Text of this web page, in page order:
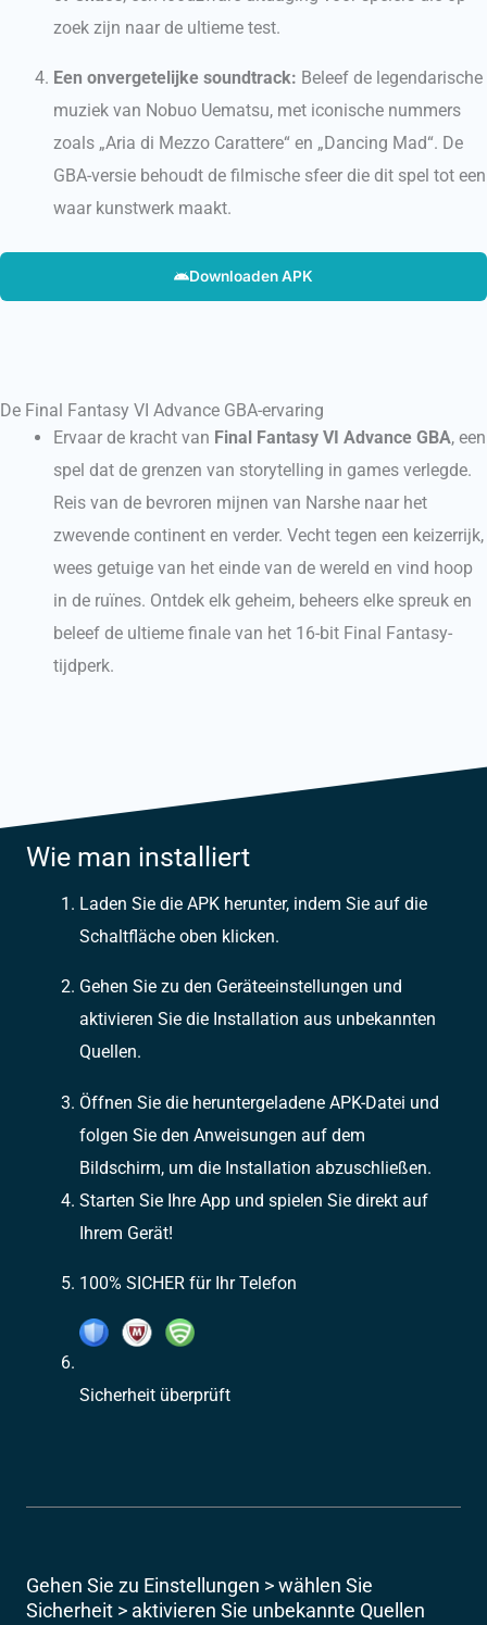
zoek zijn naar de ultieme test.
Een onvergetelijke soundtrack: Beleef de legendarische
muziek van Nobuo Uematsu, met iconische nummers
zoals „Aria di Mezzo Carattere“ en „Dancing Mad“. De
GBA-versie behoudt de filmische sfeer die dit spel tot een
waar kunstwerk maakt.
Downloaden APK
De Final Fantasy VI Advance GBA-ervaring
Ervaar de kracht van Final Fantasy VI Advance GBA, een
spel dat de grenzen van storytelling in games verlegde.
Reis van de bevroren mijnen van Narshe naar het
zwevende continent en verder. Vecht tegen een keizerrijk,
wees getuige van het einde van de wereld en vind hoop
in de ruïnes. Ontdek elk geheim, beheers elke spreuk en
beleef de ultieme finale van het 16-bit Final Fantasy-
tijdperk.
Wie man installiert
Laden Sie die APK herunter, indem Sie auf die
Schaltfläche oben klicken.
Gehen Sie zu den Geräteeinstellungen und
aktivieren Sie die Installation aus unbekannten
Quellen.
Öffnen Sie die heruntergeladene APK-Datei und
folgen Sie den Anweisungen auf dem
Bildschirm, um die Installation abzuschließen.
Starten Sie Ihre App und spielen Sie direkt auf
Ihrem Gerät!
100% SICHER für Ihr Telefon
Sicherheit überprüft
Gehen Sie zu Einstellungen > wählen Sie
Sicherheit > aktivieren Sie unbekannte Quellen